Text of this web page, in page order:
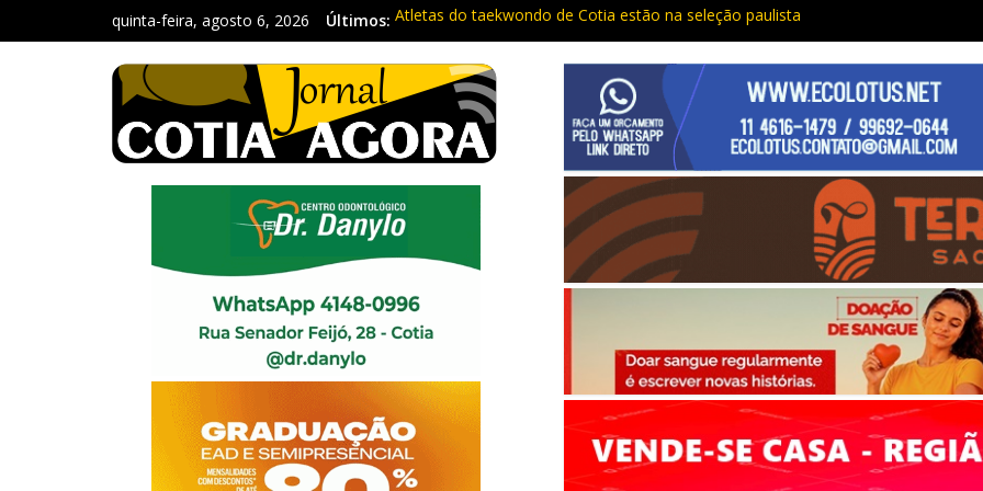
quinta-feira, agosto 6, 2026 Últimos: Atletas do taekwondo de Cotia estão na seleção paulista
Fique atento: Câmeras com IA na Raposo Tavares já estão multando
Repasse de impostos estaduais para Cotia já rendeu quase R$ 300 milhões no
Três procurados da Justiça são presos em Cotia e Vargem Grande pela PM
Vargem Grande vacina contra o sarampo e atualiza caderneta